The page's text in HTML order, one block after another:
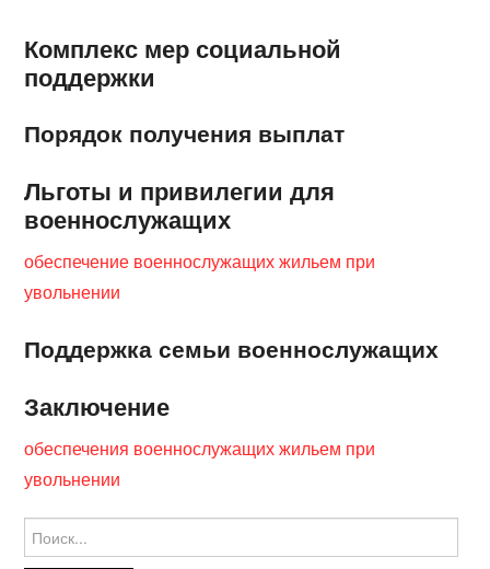
Комплекс мер социальной
поддержки
Порядок получения выплат
Льготы и привилегии для
военнослужащих
обеспечение военнослужащих жильем при
увольнении
Поддержка семьи военнослужащих
Заключение
обеспечения военнослужащих жильем при
увольнении